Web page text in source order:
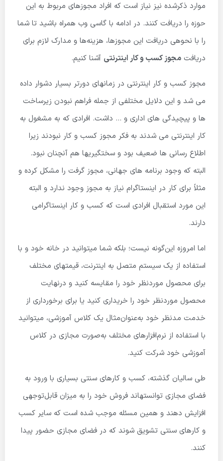
موارد ذکرشده نیز نیاز است که افراد مجوزهای مربوط به این
حوزه را دریافت کنند. در ادامه با گاسی وب همراه باشید تا شما
را با نحوه­ی دریافت این مجوزها، هزینه‌ها و مدارک لازم برای
دریافت مجوز کسب و کار اینترنتی آشنا کنیم.
مجوز کسب و کار اینترنتی در زمانهای دورتر بسیار دشوار داده
می شد و این دلایل مختلفی از جمله فراهم نبودن زیرساخت
ها و پیچیدگی های اداری و … داشت. افرادی که به مشغول به
کار اینترنتی می شدند به فکر مجوز کسب و کار نبودند زیرا
اطلاع رسانی ها ضعیف بود و سختگیریها هم آنچنان نبود.
البته که وجود برنامه های جهانی، مجوز گرفت را مشکل کرده و
مثلاً برای کار در اینستاگرام نیاز به مجوز وجود ندارد و البته
این مورد استقبال افرادی است که کسب و کار اینستاگرامی
دارند.
اما امروزه این‌گونه نیست؛ بلکه شما میتوانید در خانه خود و با
استفاده از یک سیستم متصل به اینترنت، قیمت­های مختلف
برای محصول موردنظر خود را مقایسه کنید و درنهایت
محصول موردنظر خود را خریداری کنید یا برای برخورداری از
خدمت مدنظر خود به‌عنوان‌مثال یک کلاس آموزشی، میتوانید
با استفاده از نرم‌افزارهای مختلف به‌صورت مجازی در کلاس
آموزشی خود شرکت کنید.
طی سالیان گذشته، کسب و کارهای سنتی بسیاری با ورود به
فضای مجازی توانسته­اند فروش خود را به میزان قابل‌توجهی
افزایش دهند و همین مسئله موجب شده است که سایر کسب
و کارهای سنتی تشویق شوند که در فضای مجازی حضور پیدا
کنند.